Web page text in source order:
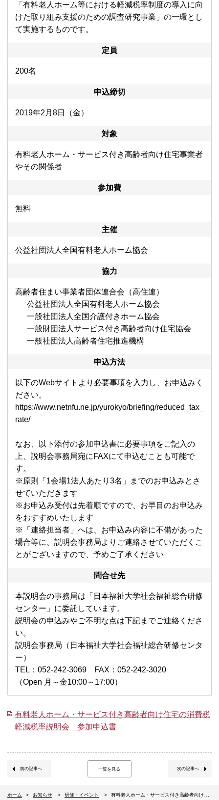
「有料老人ホーム等における軽減税率制度の導入に向
けた取り組み支援のための調査研究事業」の一環とし
て実施するものです。
定員
200名
申込締切
2019年2月8日（金）
対象
有料老人ホーム・サービス付き高齢者向け住宅事業者
やその関係者
参加費
無料
主催
公益社団法人全国有料老人ホーム協会
協力
高齢者住まい事業者団体連合会（高住連）
公益社団法人全国有料老人ホーム協会
一般社団法人全国介護付きホーム協会
一般財団法人サービス付き高齢者向け住宅協会
一般社団法人高齢者住宅推進機構
申込方法
以下のWebサイトより必要事項を入力し、お申込みく
ださい。
https://www.netnfu.ne.jp/yurokyo/briefing/reduced_tax_
rate/
なお、以下添付の参加申込書に必要事項をご記入の
上、説明会事務局宛にFAXにて申込むことも可能で
す。
※原則「1会場1法人あたり3名」までのお申込みとさ
せていただきます
※お申込み受付は先着順ですので、お早目のお申込み
をおすすめいたします
※「連絡担当者」へは、お申込み内容に不備があった
場合等に、説明会事務局よりご連絡させていただくこ
とがございますので、予めご了承ください
問合せ先
本説明会の事務局は「日本福祉大学社会福祉総合研修
センター」に委託しています。
説明会の申込みやご不明な点は下記までご連絡くださ
い。
説明会事務局（日本福祉大学社会福祉総合研修センタ
ー）
TEL：052-242-3069 FAX：052-242-3020
（Open 月～金10:00～17:00）
有料老人ホーム・サービス付き高齢者向け住宅の消費税
軽減税率説明会 参加申込書
前の記事へ 一覧を見る 次の記事へ
ホーム お知らせ 研修・イベント 有料老人ホーム・サービス付き高齢者向け住宅の消費税軽減税率説明会 （ 大阪2/18 ）